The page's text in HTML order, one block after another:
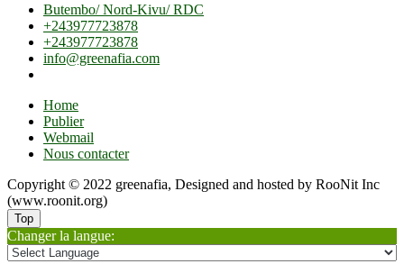
Butembo/ Nord-Kivu/ RDC
+243977723878
+243977723878
info@greenafia.com
Home
Publier
Webmail
Nous contacter
Copyright © 2022 greenafia, Designed and hosted by RooNit Inc
(www.roonit.org)
Top
Changer la langue: